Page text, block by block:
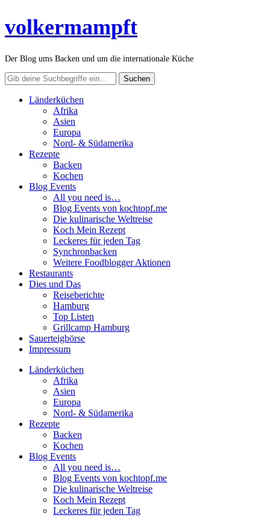
volkermampft
Der Blog ums Backen und um die internationale Küche
Länderküchen
Afrika
Asien
Europa
Nord- & Südamerika
Rezepte
Backen
Kochen
Blog Events
All you need is…
Blog Events von kochtopf.me
Die kulinarische Weltreise
Koch Mein Rezept
Leckeres für jeden Tag
Synchronbacken
Weitere Foodblogger Aktionen
Restaurants
Dies und Das
Reiseberichte
Hamburg
Top Listen
Grillcamp Hamburg
Sauerteigbörse
Impressum
Länderküchen
Afrika
Asien
Europa
Nord- & Südamerika
Rezepte
Backen
Kochen
Blog Events
All you need is…
Blog Events von kochtopf.me
Die kulinarische Weltreise
Koch Mein Rezept
Leckeres für jeden Tag